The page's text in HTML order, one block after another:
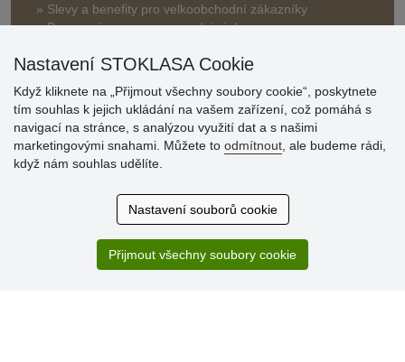
» Slevy a benefity pro velkoobchodní zákazníky
» Bonusový program na prodejnách
Hodnocení
Nastavení STOKLASA Cookie
Když kliknete na „Přijmout všechny soubory cookie“, poskytnete
tím souhlas k jejich ukládání na vašem zařízení, což pomáhá s
navigací na stránce, s analýzou využití dat a s našimi
marketingovými snahami. Můžete to odmítnout , ale budeme rádi,
když nám souhlas udělíte.
Nastavení souborů cookie
Přijmout všechny soubory cookie